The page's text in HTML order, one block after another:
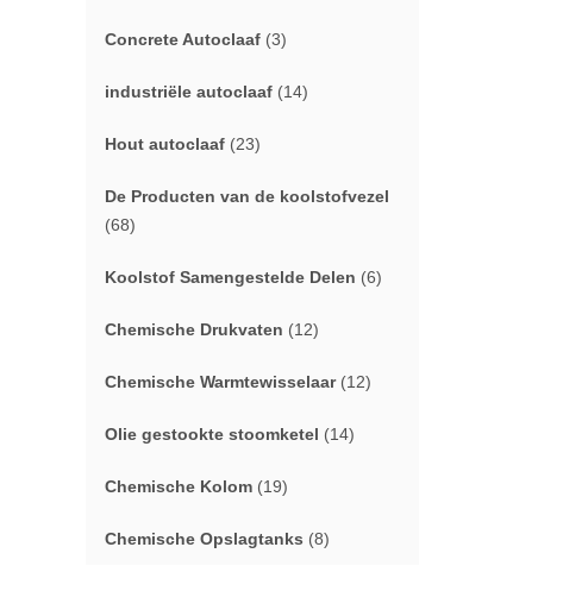
Concrete Autoclaaf (3)
industriële autoclaaf (14)
Hout autoclaaf (23)
De Producten van de koolstofvezel
(68)
Koolstof Samengestelde Delen (6)
Chemische Drukvaten (12)
Chemische Warmtewisselaar(12)
Olie gestookte stoomketel (14)
Chemische Kolom (19)
Chemische Opslagtanks (8)